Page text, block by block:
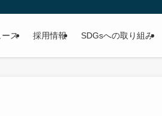
ース 採用情報 SDGsへの取り組み